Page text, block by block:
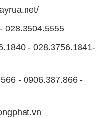
028.3504.5555
- 028.3756.1841-
- 0906.387.866 -